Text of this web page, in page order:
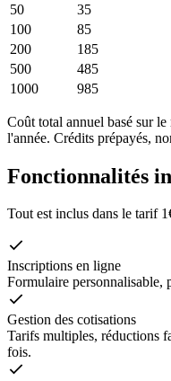
50
35
100
85
200
185
500
485
1000
985
Coût total annuel basé sur
l'année. Crédits prépayés,
Fonctionnalités
Tout est inclus dans le tarif
Inscriptions en ligne
Formulaire personnalisable,
Gestion des cotisations
Tarifs multiples, réductions
fois.